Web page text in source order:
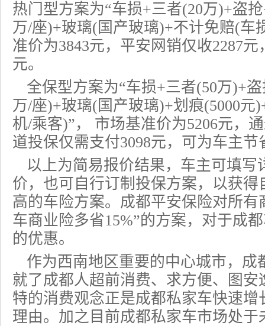
热门型方案为“车损+三者(20万)+盗
万/座)+玻璃(国产玻璃)+不计免赔(车
准价为3843元，平安网销仅收2287
元。
全保型方案为“车损+三者(50万)+
万/座)+玻璃(国产玻璃)+划痕(5000元
机/乘客)”， 市场基准价为5206元，
道投保仅需支付3098元，可为车主节
以上为简易报价结果，车主可填写
价，也可自行订制投保方案，以获
高的车险方案。成都平安保险对所有
车商业险多省15%”的方案，对于成
的优惠。
作为西南地区重要的中心城市，成
就了成都人超前消费、求方便、图
特的消费观念正是成都私家车快速
理由。加之目前成都私家车市场处